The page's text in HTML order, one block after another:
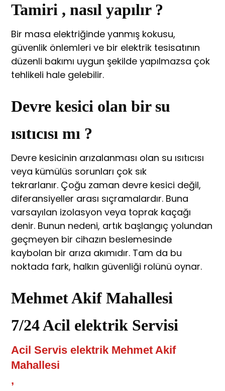
Tamiri , nasıl yapılır ?
Bir masa elektriğinde yanmış kokusu,
güvenlik önlemleri ve bir elektrik tesisatının
düzenli bakımı uygun şekilde yapılmazsa çok
tehlikeli hale gelebilir.
Devre kesici olan bir su
ısıtıcısı mı ?
Devre kesicinin arızalanması olan su ısıtıcısı
veya kümülüs sorunları çok sık
tekrarlanır. Çoğu zaman devre kesici değil,
diferansiyeller arası sıçramalardır. Buna
varsayılan izolasyon veya toprak kaçağı
denir. Bunun nedeni, artık başlangıç yolundan
geçmeyen bir cihazın beslemesinde
kaybolan bir arıza akımıdır. Tam da bu
noktada fark, halkın güvenliği rolünü oynar.
Mehmet Akif Mahallesi
7/24 Acil elektrik Servisi
Acil Servis elektrik Mehmet Akif
Mahallesi
,